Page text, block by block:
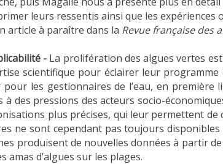
leurs ressentis ainsi que les expériences
article à paraître dans la Revue française des
- La prolifération des algues vertes
scientifique pour éclairer leur programme
les gestionnaires de l’eau, en
des pressions des acteurs socio-
plus précises, qui leur permettent
ne sont cependant pas toujours
produisent de nouvelles données à partir
d’algues sur les plages.